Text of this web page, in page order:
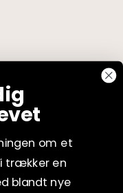
om et
trækker en
blandt nye